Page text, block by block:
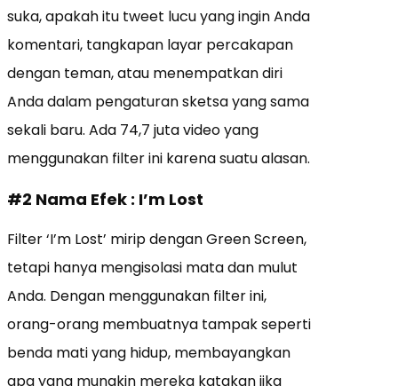
suka, apakah itu tweet lucu yang ingin Anda
komentari, tangkapan layar percakapan
dengan teman, atau menempatkan diri
Anda dalam pengaturan sketsa yang sama
sekali baru. Ada 74,7 juta video yang
menggunakan filter ini karena suatu alasan.
#2 Nama Efek : I’m Lost
Filter ‘I’m Lost’ mirip dengan Green Screen,
tetapi hanya mengisolasi mata dan mulut
Anda. Dengan menggunakan filter ini,
orang-orang membuatnya tampak seperti
benda mati yang hidup, membayangkan
apa yang mungkin mereka katakan jika